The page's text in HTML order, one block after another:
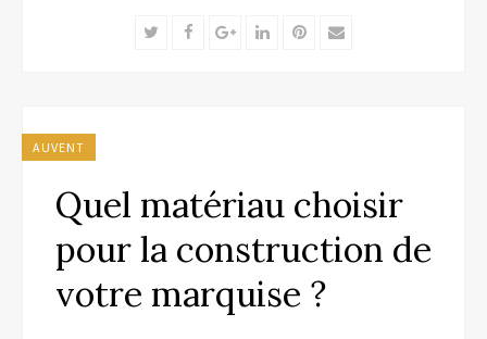
TwitterFacebookGoogle+LinkedInPinterest
Email
AUVENT
Quel matériau choisir
pour la construction de
votre marquise ?